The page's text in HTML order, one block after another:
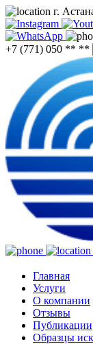
г.
+7 (771) 050 ** **
Главная
Услуги
О компании
Отзывы
Публикации
Образцы